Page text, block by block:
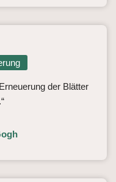
der Blätter